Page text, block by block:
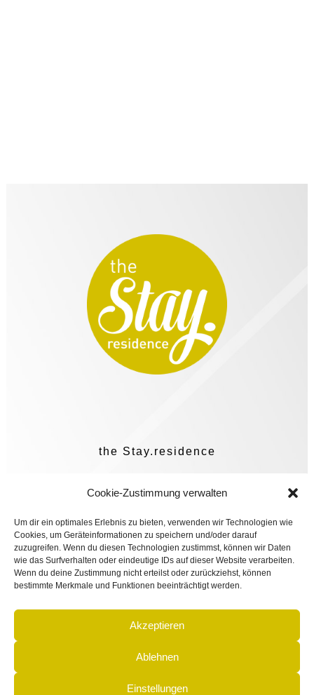
Cookie-Zustimmung verwalten
Um dir ein optimales Erlebnis zu bieten, verwenden wir Technologien wie
Cookies, um Geräteinformationen zu speichern und/oder darauf
zuzugreifen. Wenn du diesen Technologien zustimmst, können wir Daten
wie das Surfverhalten oder eindeutige IDs auf dieser Website verarbeiten.
Wenn du deine Zustimmung nicht erteilst oder zurückziehst, können
bestimmte Merkmale und Funktionen beeinträchtigt werden.
Akzeptieren
Ablehnen
Einstellungen
the Stay.residence
82152 Martinsried
Telefon: +49 89 89745480
Fax: +49 89 897454817
Internet: www.thestayresidence.de